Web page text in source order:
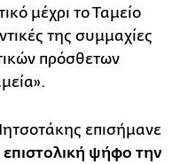
μέχρι το Ταμείο
της συμμαχίες
πρόσθετων
επισήμανε
ψήφο την